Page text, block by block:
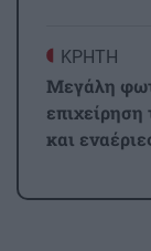
ΚΡΗΤΗ
Μεγάλη
επιχείρηση
και
ΣΧΕΣΕΙΣ